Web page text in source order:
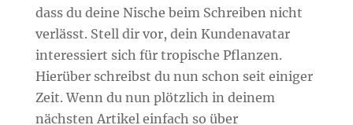
dass du deine Nische beim Schreiben nicht
verlässt. Stell dir vor, dein Kundenavatar
interessiert sich für tropische Pflanzen.
Hierüber schreibst du nun schon seit einiger
Zeit. Wenn du nun plötzlich in deinem
nächsten Artikel einfach so über